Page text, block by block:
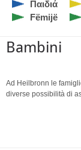
Παιδιά
Fëmijë
Bambini
Ad Heilbronn le
diverse possibilità di